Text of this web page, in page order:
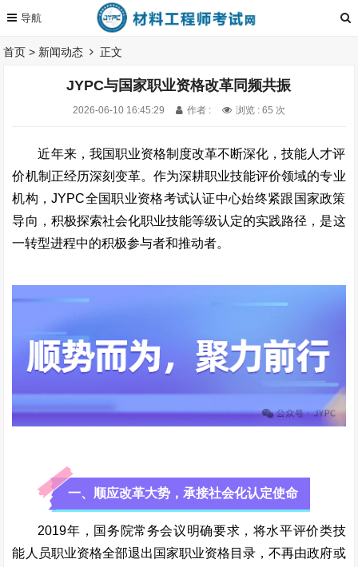
首页 > 新闻动态 正文
JYPC与国家职业资格改革同频共振
2026-06-10 16:45:29 作者 : 浏览 : 65 次
近年来，我国职业资格制度改革不断深化，技能人才评
价机制正经历深刻变革。作为深耕职业技能评价领域的专业
机构，JYPC全国职业资格考试认证中心始终紧跟国家政策
导向，积极探索社会化职业技能等级认定的实践路径，是这
一转型进程中的积极参与者和推动者。
一、顺应改革大势，承接社会化认定使命
2019年，国务院常务会议明确要求，将水平评价类技
能人员职业资格全部退出国家职业资格目录，不再由政府或